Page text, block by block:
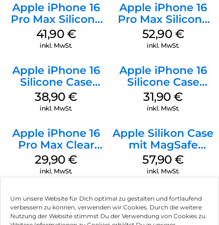
Um unsere Website für Dich optimal zu gestalten und fortlaufend
verbessern zu können, verwenden wir Cookies. Durch die weitere
Nutzung der Website stimmst Du der Verwendung von Cookies zu.
Apple iPhone 16
Pro Max Silicone
Case MagSafe
Ultramarine
41,90 €
inkl. MwSt.
Apple iPhone 16
Pro Max Silicone
Case MagSafe
Black
52,90 €
inkl. MwSt.
Apple iPhone 16
Silicone Case
MagSafe
Ultramarine
38,90€
inkl. MwSt.
Apple iPhone 16
Silicone Case
MagSafe Fuchsia
31,90€
inkl. MwSt.
Apple iPhone 16
Pro Max Clear
Case MagSafe
Transparent
29,90€
inkl. MwSt.
Apple Silikon Case
mit MagSafe
iPhone 14 Pro
(PRODUCT)RED
57,90€
inkl. MwSt.